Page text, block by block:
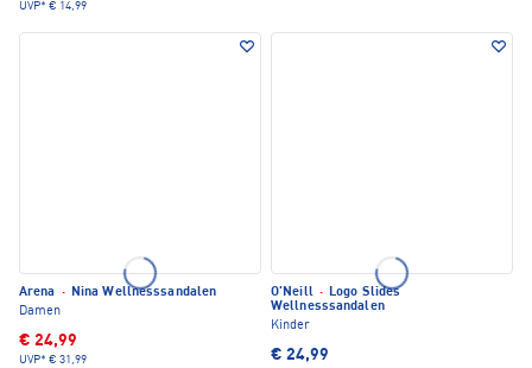
UVP* € 14,99
Arena · Nina Wellnesssandalen
Damen
€ 24,99
UVP* € 31,99
O'Neill · Logo Slides
Wellnesssandalen
Kinder
€ 24,99